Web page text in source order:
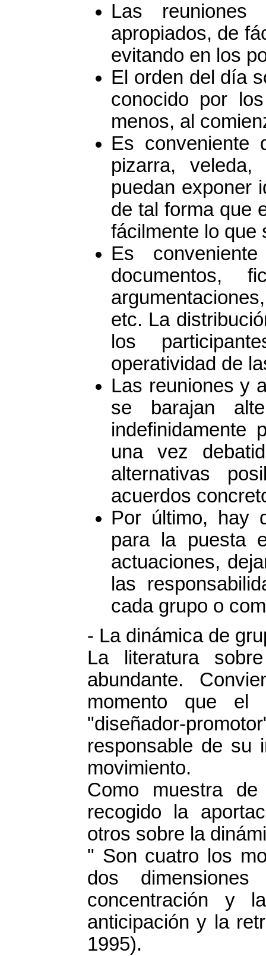
Las reuniones
apropiados, de
evitando en los
El orden del día
conocido por
menos, al
Es conveniente
pizarra,
puedan exponer
de tal forma que
fácilmente lo que
Es
documentos,
etc. La
los
operatividad de
Las reuniones y
se barajan
indefinidamente
una vez
alternativas
acuerdos
Por último, hay
para la puesta
actuaciones,
las
cada grupo o
- La dinámica de
La literatura
abundante.
momento que el
"diseñador-
responsable de su
movimiento.
Como muestra
recogido la
otros sobre la
" Son cuatro los
dos
concentración y
anticipación y la
1995).